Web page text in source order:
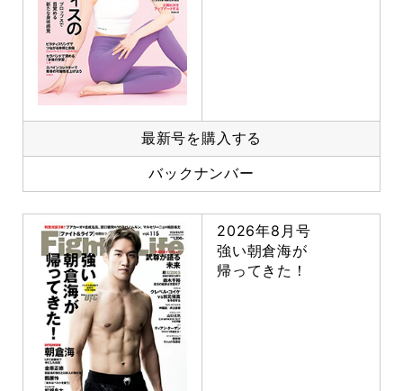
最新号を購入する
バックナンバー
2026年8月号
強い朝倉海が
帰ってきた！